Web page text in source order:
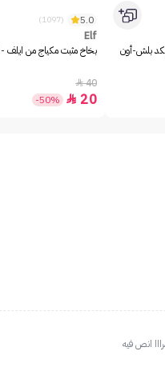
بلش-أون
5.0
(1097)
Elf
بخاخ مثبت مكياج من ايلف - 60مل
40

20

-50%
انص فيه